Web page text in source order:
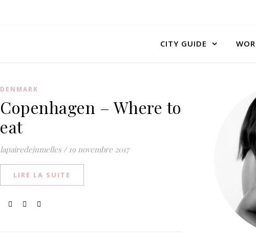
CITY GUIDE
DENMARK
Copenhagen – Where to
eat
lapairedejumelles / 19 novembre 2017
LIRE LA SUITE